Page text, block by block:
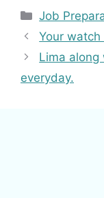
Categories
Job
Your watch
Lima along
everyday.